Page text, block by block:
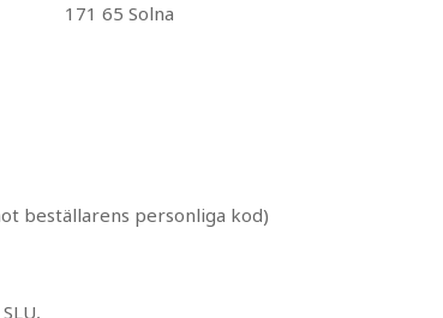
171 65 Solna
beställarens personliga kod)